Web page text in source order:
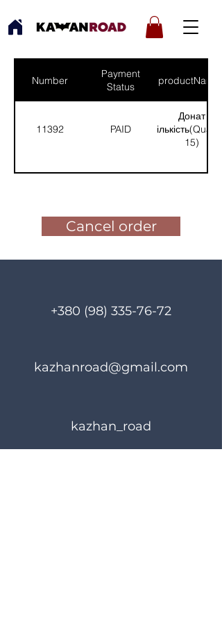
Number
Payment
Status
productNames
11392 PAID
Донат
15)
Cancel order
+380 (98) 335-76-72
kazhanroad@gmail.com
kazhan_road